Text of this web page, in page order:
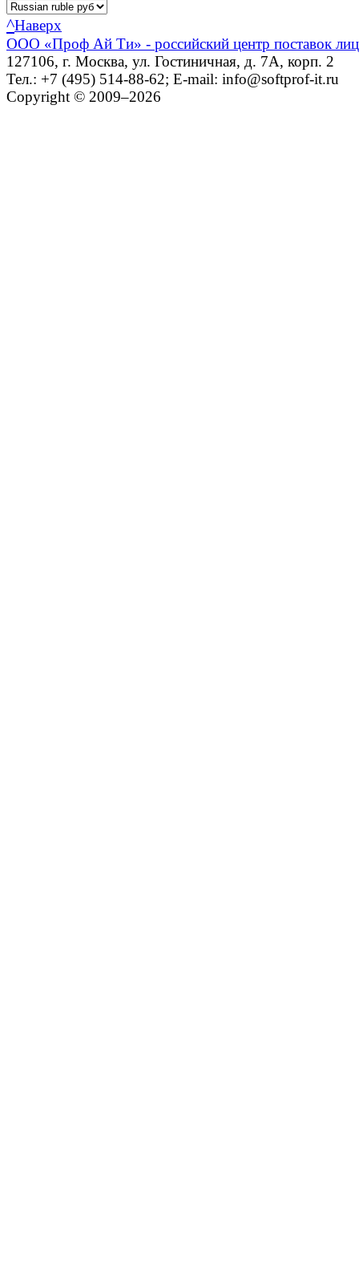
^Наверх
ООО «Проф Ай Ти» - российский центр поставок
127106, г. Москва, ул. Гостиничная, д. 7А, корп. 2
Тел.: +7 (495) 514-88-62; E-mail: info@softprof-it.ru
Copyright © 2009–2026